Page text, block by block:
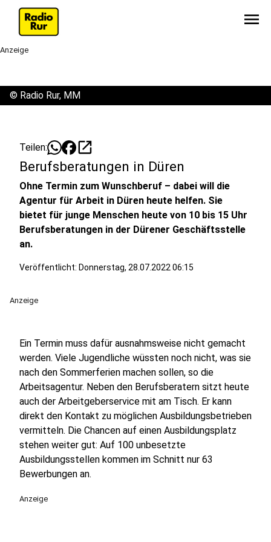
menu
Anzeige
© Radio Rur, MM
Teilen: open_in_new
Berufsberatungen in Düren
Ohne Termin zum Wunschberuf – dabei will die
Agentur für Arbeit in Düren heute helfen. Sie
bietet für junge Menschen heute von 10 bis 15 Uhr
Berufsberatungen in der Dürener Geschäftsstelle
an.
Veröffentlicht: Donnerstag, 28.07.2022 06:15
Anzeige
Ein Termin muss dafür ausnahmsweise nicht gemacht
werden. Viele Jugendliche wüssten noch nicht, was sie
nach den Sommerferien machen sollen, so die
Arbeitsagentur. Neben den Berufsberatern sitzt heute
auch der Arbeitgeberservice mit am Tisch. Er kann
direkt den Kontakt zu möglichen Ausbildungsbetrieben
vermitteln. Die Chancen auf einen Ausbildungsplatz
stehen weiter gut: Auf 100 unbesetzte
Ausbildungsstellen kommen im Schnitt nur 63
Bewerbungen an.
Anzeige